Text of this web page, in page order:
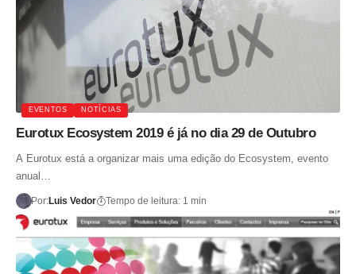
EVENTOS NOTÍCIAS
Eurotux Ecosystem 2019 é já no dia 29 de Outubro
A Eurotux está a organizar mais uma edição do Ecosystem, evento
anual…
Por:Luis Vedor Tempo de leitura: 1 min